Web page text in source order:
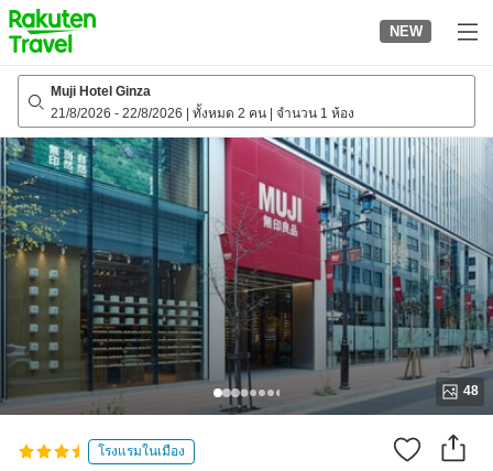
to
top
page
NEW
Muji Hotel Ginza
21/8/2026 - 22/8/2026 ทั้งหมด 2 คน จำนวน 1 ห้อง
48
โรงแรมในเมือง